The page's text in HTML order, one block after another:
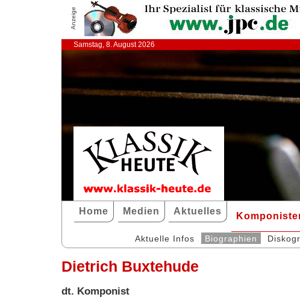
Anzeige
Samstag, 8. August 2026
Home Medien Aktuelles
Aktuelle Infos Biographien
Dietrich Buxtehude
dt. Komponist